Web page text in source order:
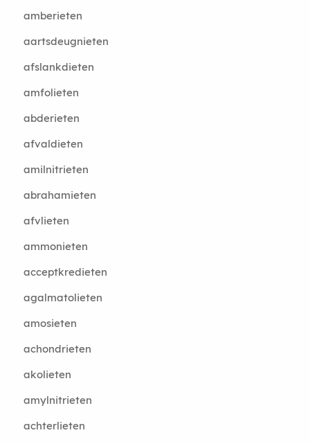
amberieten
aartsdeugnieten
afslankdieten
amfolieten
abderieten
afvaldieten
amilnitrieten
abrahamieten
afvlieten
ammonieten
acceptkredieten
agalmatolieten
amosieten
achondrieten
akolieten
amylnitrieten
achterlieten